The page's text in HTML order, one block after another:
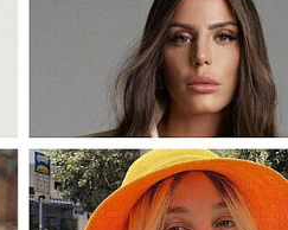
יחסים
הצהרת
שירות
כתבו
© יובל סיגלר תקשורת